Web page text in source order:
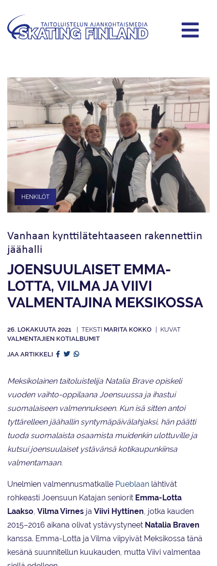
HENKILÖT
Vanhaan kynttilätehtaaseen rakennettiin
jäähalli
JOENSUULAISET EMMA-
LOTTA, VILMA JA VIIVI
VALMENTAJINA MEKSIKOSSA
26. LOKAKUUTA 2021
MARITA KOKKO
VALMENTAJIEN KOTIALBUMIT
JAA ARTIKKELI
Meksikolainen taitoluistelija Natalia Brave opiskeli
vuoden vaihto-oppilaana Joensuussa ja ihastui
suomalaiseen valmennukseen. Kun isä sitten antoi
tyttärelleen jäähallin syntymäpäivälahjaksi, hän päätti
tuoda suomalaista osaamista muidenkin ulottuville ja
kutsui joensuulaiset ystävänsä kotikaupunkiinsa
valmentamaan.
Unelmien valmennusmatkalle Pueblaan lähtivät
rohkeasti Joensuun Katajan seniorit Emma-Lotta
Laakso, Vilma Virnes ja Viivi Hyttinen, jotka kauden
2015–2016 aikana olivat ystävystyneet Natalia Braven
kanssa. Emma-Lotta ja Vilma viipyivät Meksikossa tänä
kesänä suunnitellun kuukauden, mutta Viivi valmentaa